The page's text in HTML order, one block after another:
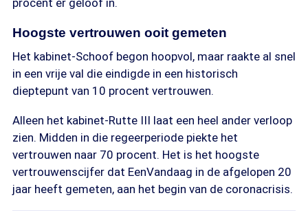
procent er geloof in.
Hoogste vertrouwen ooit gemeten
Het kabinet-Schoof begon hoopvol, maar raakte al snel
in een vrije val die eindigde in een historisch
dieptepunt van 10 procent vertrouwen.
Alleen het kabinet-Rutte III laat een heel ander verloop
zien. Midden in die regeerperiode piekte het
vertrouwen naar 70 procent. Het is het hoogste
vertrouwenscijfer dat EenVandaag in de afgelopen 20
jaar heeft gemeten, aan het begin van de coronacrisis.